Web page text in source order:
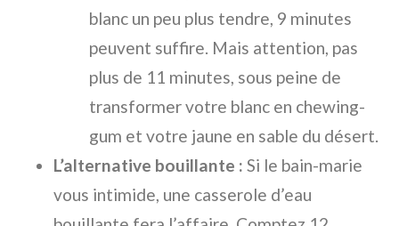
blanc un peu plus tendre, 9 minutes
peuvent suffire. Mais attention, pas
plus de 11 minutes, sous peine de
transformer votre blanc en chewing-
gum et votre jaune en sable du désert.
L’alternative bouillante : Si le bain-marie
vous intimide, une casserole d’eau